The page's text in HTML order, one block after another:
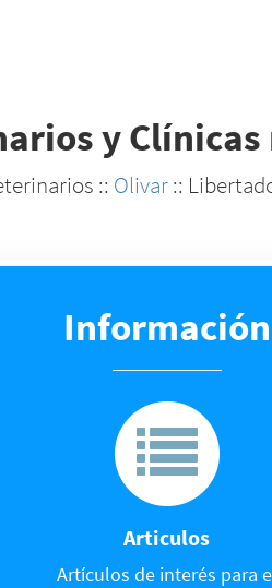
y
:: Olivar::
Información
Articulos
Artículos de interés para